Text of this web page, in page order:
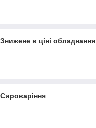
Знижене в ціні обладнання
Сироваріння